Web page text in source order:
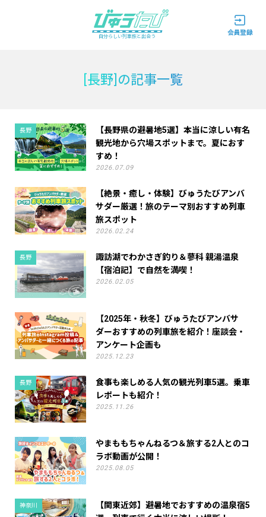
自分らしい列車旅と出会う
[長野]の記事一覧
長野
【長野県の避暑地5選】本当に涼しい有名
観光地から穴場スポットまで。夏におす
すめ！
2026.07.09
【絶景・癒し・体験】びゅうたびアンバ
サダー厳選！旅のテーマ別おすすめ列車
旅スポット
2026.02.24
長野
諏訪湖でわかさぎ釣り＆蓼科 親湯温泉
【宿泊記】で自然を満喫！
2026.02.05
【2025年・秋冬】びゅうたびアンバサ
ダーおすすめの列車旅を紹介！座談会・
アンケート企画も
2025.12.23
長野
食事も楽しめる人気の観光列車5選。乗車
レポートも紹介！
2025.11.26
やまももちゃんねるつ＆旅する2人とのコ
ラボ動画が公開！
2025.08.05
神奈川
【関東近郊】避暑地でおすすめの温泉宿5